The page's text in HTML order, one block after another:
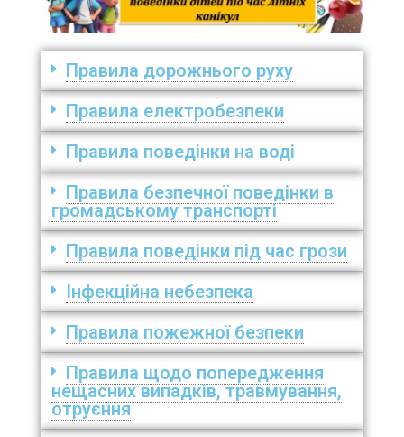
Правила дорожнього руху
Правила електробезпеки
Правила поведінки на воді
Правила безпечної поведінки в
громадському транспорті
Правила поведінки під час грози
Інфекційна небезпека
Правила пожежної безпеки
Правила щодо попередження
нещасних випадків, травмування,
отруєння